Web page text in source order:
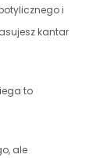
i
kantar
to
ale